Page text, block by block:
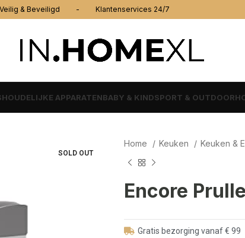
& Beveiligd - Klantenservices 24/7
APPARATENBABY & KINDSPORT & OUTDOOR
SOLD OUT
Home Keuken Keuken &
Encore
Gratis bezorging vanaf € 99